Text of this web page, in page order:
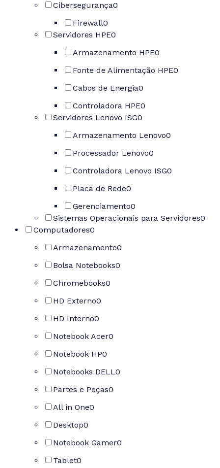
Cibersegurança0
Firewall0
Servidores HPE0
Armazenamento HPE0
Fonte de Alimentação HPE0
Cabos de Energia0
Controladora HPE0
Servidores Lenovo ISG0
Armazenamento Lenovo0
Processador Lenovo0
Controladora Lenovo ISG0
Placa de Rede0
Gerenciamento0
Sistemas Operacionais para Servidores0
Computadores0
Armazenamento0
Bolsa Notebooks0
Chromebooks0
HD Externo0
HD Interno0
Notebook Acer0
Notebook HP0
Notebooks DELL0
Partes e Peças0
All in One0
Desktop0
Notebook Gamer0
Tablet0